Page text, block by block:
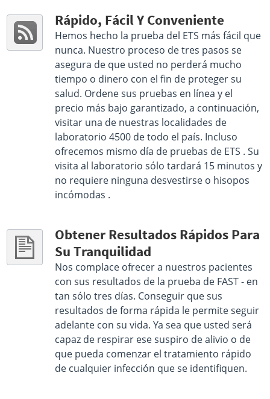
Rápido, Fácil Y Conveniente
Hemos hecho la prueba del ETS más fácil que
nunca. Nuestro proceso de tres pasos se
asegura de que usted no perderá mucho
tiempo o dinero con el fin de proteger su
salud. Ordene sus pruebas en línea y el
precio más bajo garantizado, a continuación,
visitar una de nuestras localidades de
laboratorio 4500 de todo el país. Incluso
ofrecemos mismo día de pruebas de ETS . Su
visita al laboratorio sólo tardará 15 minutos y
no requiere ninguna desvestirse o hisopos
incómodas .
Obtener Resultados Rápidos Para
Su Tranquilidad
Nos complace ofrecer a nuestros pacientes
con sus resultados de la prueba de FAST - en
tan sólo tres días. Conseguir que sus
resultados de forma rápida le permite seguir
adelante con su vida. Ya sea que usted será
capaz de respirar ese suspiro de alivio o de
que pueda comenzar el tratamiento rápido
de cualquier infección que se identifiquen.